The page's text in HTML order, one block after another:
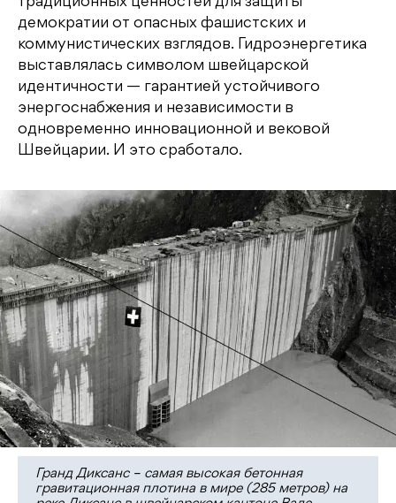
традиционных ценностей для защиты
демократии от опасных фашистских и
коммунистических взглядов. Гидроэнергетика
выставлялась символом швейцарской
идентичности — гарантией устойчивого
энергоснабжения и независимости в
одновременно инновационной и вековой
Швейцарии. И это сработало.
Гранд Диксанс – самая высокая бетонная
гравитационная плотина в мире (285 метров) на